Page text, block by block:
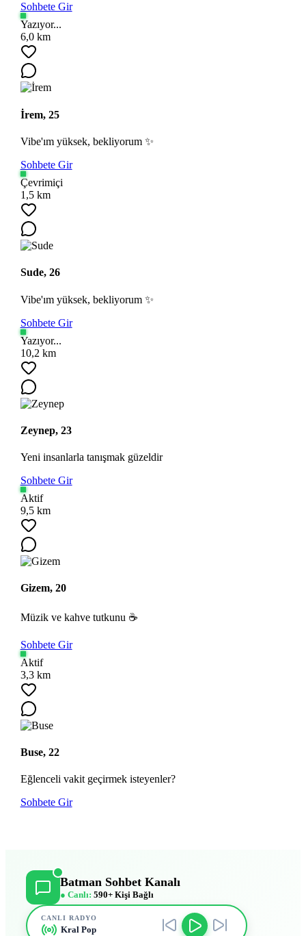
Sohbete Gir
Yazıyor...
6,0 km
İrem, 25
Vibe'ım yüksek, bekliyorum ✨
Sohbete Gir
Çevrimiçi
1,5 km
Sude, 26
Vibe'ım yüksek, bekliyorum ✨
Sohbete Gir
Yazıyor...
10,2 km
Zeynep, 23
Yeni insanlarla tanışmak güzeldir
Sohbete Gir
Aktif
9,5 km
Gizem, 20
Müzik ve kahve tutkunu ☕
Sohbete Gir
Aktif
3,3 km
Buse, 22
Eğlenceli vakit geçirmek isteyenler?
Sohbete Gir
Batman Sohbet Kanalı
● Canlı: 590+ Kişi Bağlı
CANLI RADYO
Kral Pop